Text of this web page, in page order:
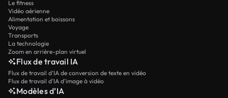
Le fitness
Vidéo aérienne
Alimentation et boissons
Voyage
Transports
La technologie
Zoom en arrière-plan virtuel
Flux de travail IA
Flux de travail d’IA de conversion de texte en vidéo
Flux de travail d’IA d’image à vidéo
Modèles d’IA